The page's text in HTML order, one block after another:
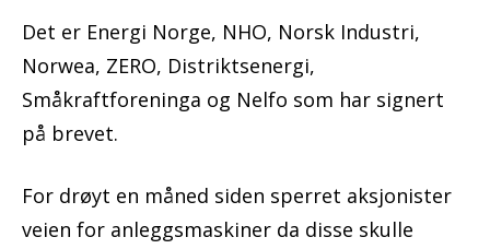
Det er Energi Norge, NHO, Norsk Industri,
Norwea, ZERO, Distriktsenergi,
Småkraftforeninga og Nelfo som har signert
på brevet.
For drøyt en måned siden sperret aksjonister
veien for anleggsmaskiner da disse skulle